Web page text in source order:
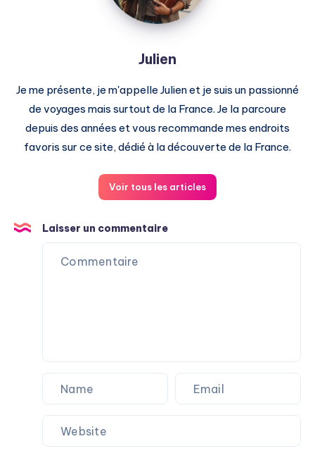
Julien
Je me présente, je m'appelle Julien et je suis un passionné
de voyages mais surtout de la France. Je la parcoure
depuis des années et vous recommande mes endroits
favoris sur ce site, dédié à la découverte de la France.
Voir tous les articles
Laisser un commentaire